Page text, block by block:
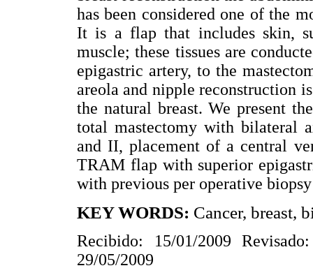
has been considered one of the
It is a flap that includes skin,
muscle; these tissues are
epigastric artery, to the
areola and nipple reconstruction
the natural breast. We present
total mastectomy with bilateral
and II, placement of a central
TRAM flap with superior
with previous per operative
KEY WORDS: Cancer, breast,
Recibido: 15/01/2009
29/05/2009